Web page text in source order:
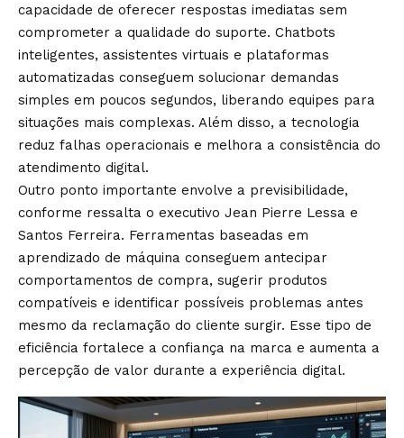
capacidade de oferecer respostas imediatas sem
comprometer a qualidade do suporte. Chatbots
inteligentes, assistentes virtuais e plataformas
automatizadas conseguem solucionar demandas
simples em poucos segundos, liberando equipes para
situações mais complexas. Além disso, a tecnologia
reduz falhas operacionais e melhora a consistência do
atendimento digital.
Outro ponto importante envolve a previsibilidade,
conforme ressalta o executivo Jean Pierre Lessa e
Santos Ferreira. Ferramentas baseadas em
aprendizado de máquina conseguem antecipar
comportamentos de compra, sugerir produtos
compatíveis e identificar possíveis problemas antes
mesmo da reclamação do cliente surgir. Esse tipo de
eficiência fortalece a confiança na marca e aumenta a
percepção de valor durante a experiência digital.